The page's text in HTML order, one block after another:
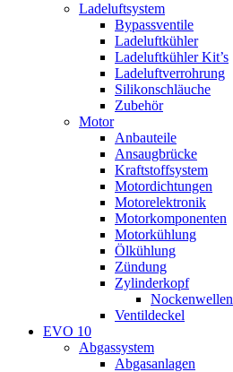
Ladeluftsystem
Bypassventile
Ladeluftkühler
Ladeluftkühler Kit’s
Ladeluftverrohrung
Silikonschläuche
Zubehör
Motor
Anbauteile
Ansaugbrücke
Kraftstoffsystem
Motordichtungen
Motorelektronik
Motorkomponenten
Motorkühlung
Ölkühlung
Zündung
Zylinderkopf
Nockenwellen
Ventildeckel
EVO 10
Abgassystem
Abgasanlagen